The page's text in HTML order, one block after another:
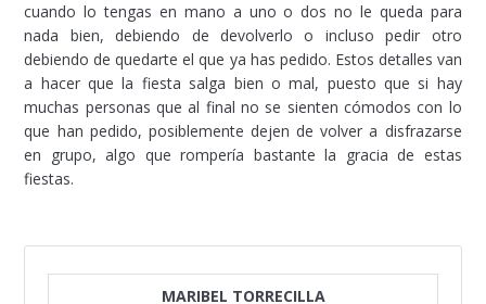
cuando lo tengas en mano a uno o dos no le queda para
nada bien, debiendo de devolverlo o incluso pedir otro
debiendo de quedarte el que ya has pedido. Estos detalles van
a hacer que la fiesta salga bien o mal, puesto que si hay
muchas personas que al final no se sienten cómodos con lo
que han pedido, posiblemente dejen de volver a disfrazarse
en grupo, algo que rompería bastante la gracia de estas
fiestas.
MARIBEL TORRECILLA